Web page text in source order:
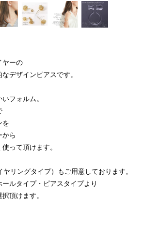
ヤーの
デザインピアスです。
フォルム。
を
から
って頂けます。
リングタイプ）もご用意しております。
ルタイプ・ピアスタイプより
頂けます。